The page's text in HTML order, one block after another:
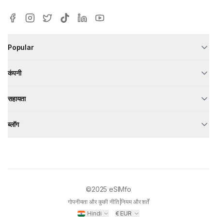
Popular
कंपनी
सहायता
ब्लॉग
©2025 eSIMfo
गोपनीयता और कुकी नीति|नियम और शर्तें
Hindi
€EUR